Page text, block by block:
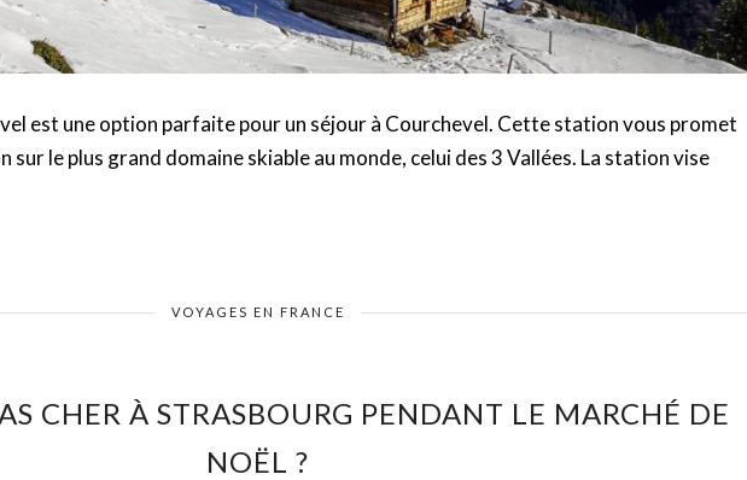
est une option parfaite pour un séjour à Courchevel. Cette station vous promet
sur le plus grand domaine skiable au monde, celui des 3 Vallées. La station vise
VOYAGES EN FRANCE
CHER À STRASBOURG PENDANT LE MARCHÉ DE
NOËL ?